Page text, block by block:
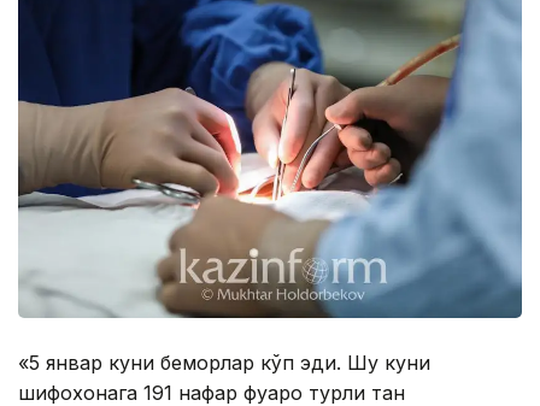
«5 январ куни беморлар кўп эди. Шу куни
шифохонага 191 нафар фуқаро турли тан